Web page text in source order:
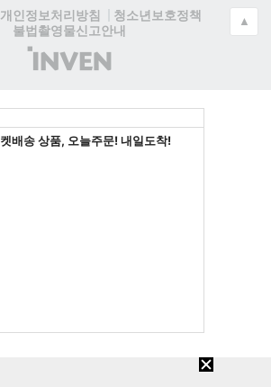
개인정보처리방침
청소년보호정책
불법촬영물신고안내
(주)
인
▲